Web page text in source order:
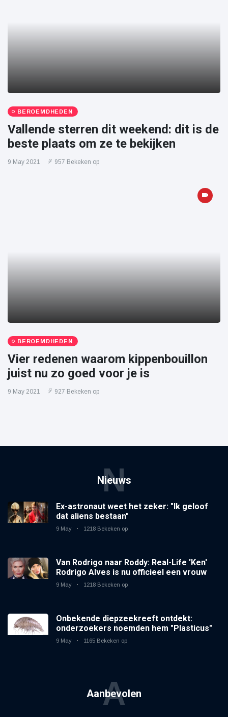
BEROEMDHEDEN
Vallende sterren dit weekend: dit is de
beste plaats om ze te bekijken
9 May 2021 957 Bekeken op
BEROEMDHEDEN
Vier redenen waarom kippenbouillon
juist nu zo goed voor je is
9 May 2021 927 Bekeken op
Nieuws
N
Ex-astronaut weet het zeker: "Ik geloof
dat aliens bestaan"
9 May 1218 Bekeken op
Van Rodrigo naar Roddy: Real-Life 'Ken'
Rodrigo Alves is nu officieel een vrouw
9 May 1218 Bekeken op
Onbekende diepzeekreeft ontdekt:
onderzoekers noemden hem "Plasticus"
9 May 1165 Bekeken op
Aanbevolen
A